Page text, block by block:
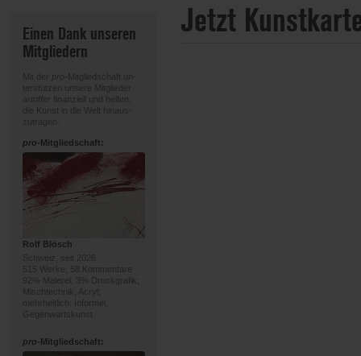
Der letzte Monat im Fokus
Alle Fokus-Werke
Einen Dank unseren
Mitgliedern
Mit der pro
-Mitgliedschaft un-
terstützen unsere Mitglieder
artoffer finanziell und helfen,
die Kunst in die Welt hinaus-
zutragen.
pro-Mitgliedschaft:
Rolf Blösch
Schweiz, seit 2026
515 Werke, 58 Kommentare
92% Malerei, 3% Druckgrafik;
Mischtechnik, Acryl;
mehrheitlich: Informel,
Gegenwartskunst
pro-Mitgliedschaft:
Jetzt